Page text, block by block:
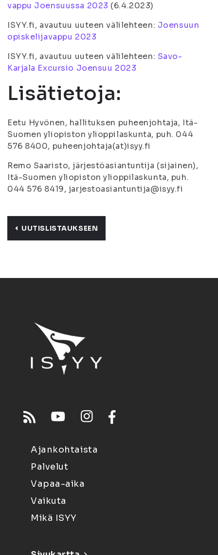
vappu Joensuussa 2023 (6.4.2023)
ISYY.fi, avautuu uuteen välilehteen: Joensuun
opiskelijavappu 2023
ISYY.fi, avautuu uuteen välilehteen: Savo-
Karjala Excursio Joensuu 2023
Lisätietoja:
Eetu Hyvönen, hallituksen puheenjohtaja, Itä-
Suomen yliopiston ylioppilaskunta, puh. 044
576 8400, puheenjohtaja(at)isyy.fi
Remo Saaristo, järjestöasiantuntija (sijainen),
Itä-Suomen yliopiston ylioppilaskunta, puh.
044 576 8419, jarjestoasiantuntija@isyy.fi
UUTISLISTAUKSEEN
Ajankohtaista
Palvelut
Vapaa-aika
Vaikuta
Mikä ISYY